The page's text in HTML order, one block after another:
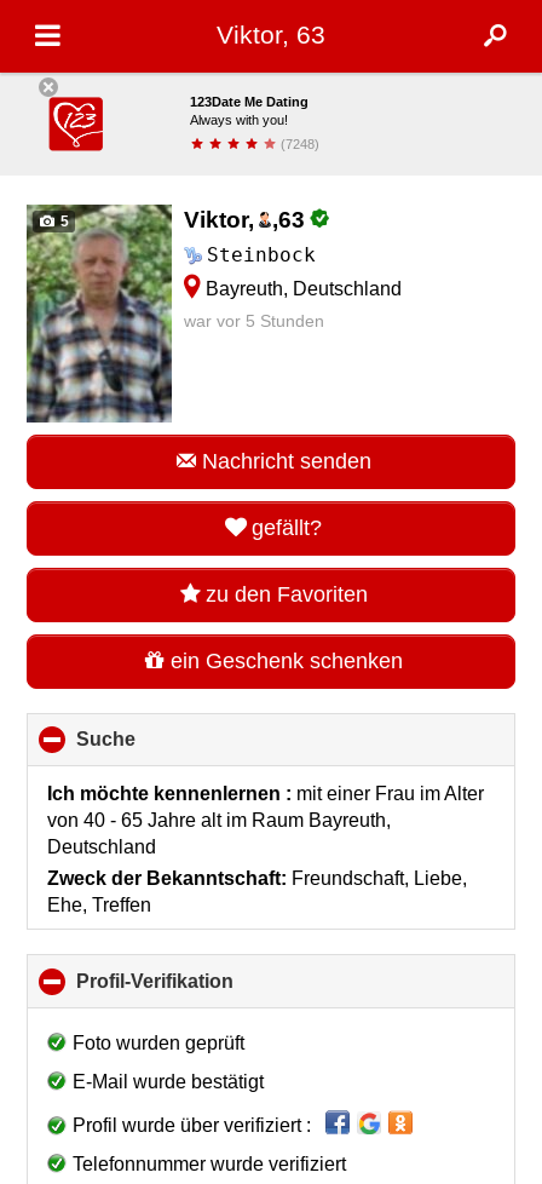
Viktor, 63
123Date Me Dating
Always with you!
(7248)
5
Viktor, ,63
Steinbock
Bayreuth, Deutschland
war vor 5 Stunden
Nachricht senden
gefällt?
zu den Favoriten
ein Geschenk schenken
Suche
to
collapse
contents
Ich möchte kennenlernen : mit einer Frau im Alter
von 40 - 65 Jahre alt im Raum Bayreuth,
Deutschland
Zweck der Bekanntschaft: Freundschaft, Liebe,
Ehe, Treffen
Profil-Verifikation
to
contents
Foto wurden geprüft
E-Mail wurde bestätigt
Profil wurde über verifiziert :
Telefonnummer wurde verifiziert